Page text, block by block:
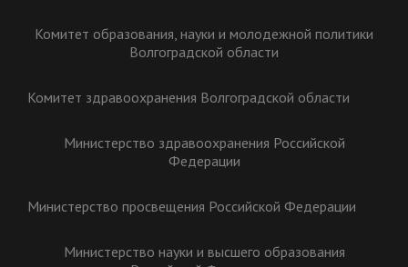
Комитет образования, науки и молодежной политики
Волгоградской области
Комитет здравоохранения Волгоградской области
Министерство здравоохранения Российской
Федерации
Министерство просвещения Российской Федерации
Министерство науки и высшего образования